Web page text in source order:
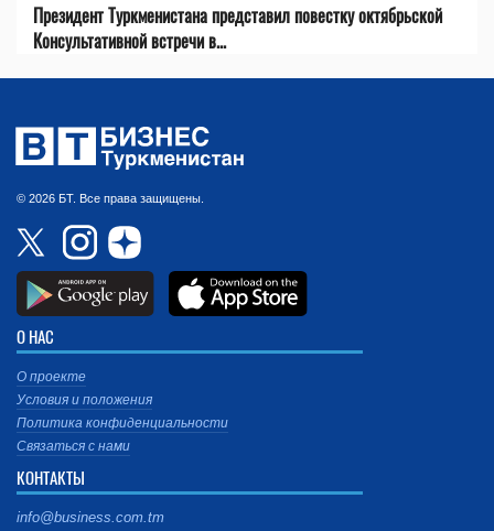
Президент Туркменистана представил повестку октябрьской
Консультативной встречи в...
© 2026 БТ. Все права защищены.
О НАС
О проекте
Условия и положения
Политика конфиденциальности
Связаться с нами
КОНТАКТЫ
info@business.com.tm